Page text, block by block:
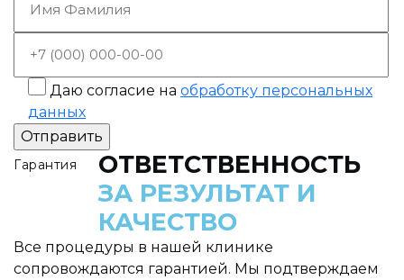
Даю согласие на обработку персональных
данных
Гарантия
ОТВЕТСТВЕННОСТЬ
ЗА РЕЗУЛЬТАТ И
КАЧЕСТВО
Все процедуры в нашей клинике
сопровождаются гарантией. Мы подтверждаем